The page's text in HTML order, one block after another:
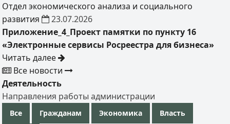
Отдел экономического анализа и социального
развития
23.07.2026
Приложение_4_Проект памятки по пункту 16
«Электронные сервисы Росреестра для бизнеса»
Читать далее
Все новости
Деятельность
Направления работы администрации
Все Гражданам Экономика Власть